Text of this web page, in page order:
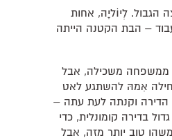
הגבול. לְיוֹליָה, אחות
– הבת הקטנה הייתה
ממשפחה משכילה, אבל
אִמהּ להשתגע לאט
וקנתה לעת עתה –
בדירה קומונלית, כדי
טוב יותר מזה, אבל